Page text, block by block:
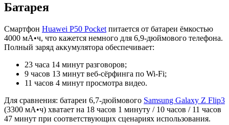
Батарея
Смартфон Huawei P50 Pocket питается от батареи ёмкостью
4000 мА•ч, что кажется немного для 6,9-дюймового телефона.
Полный заряд аккумулятора обеспечивает:
23 часа 14 минут разговоров;
9 часов 13 минут веб-сёрфинга по Wi-Fi;
11 часов 4 минут просмотра видео.
Для сравнения: батареи 6,7-дюймового Samsung Galaxy Z Flip3
(3300 мА•ч) хватает на 18 часов 1 минуту / 10 часов / 11 часов
47 минут при соответствующих сценариях использования.